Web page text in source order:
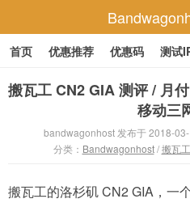
首页 优惠推荐 优惠码 测试
搬瓦工 CN2 GIA 测评 / 月
移动三
bandwagonhost 发布于 2018-
分类： Bandwagonhost/搬瓦
搬瓦工的洛杉矶 CN2 GIA，一